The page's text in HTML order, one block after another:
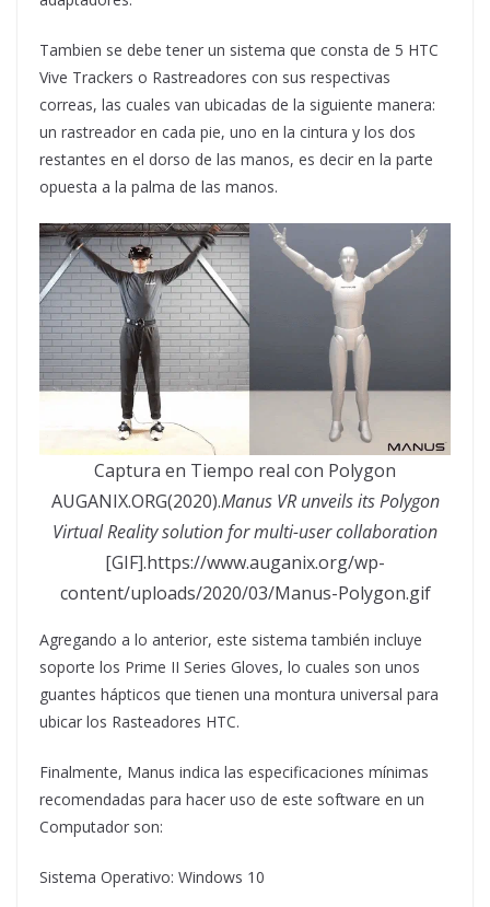
Tambien se debe tener un sistema que consta de 5 HTC
Vive Trackers o Rastreadores con sus respectivas
correas, las cuales van ubicadas de la siguiente manera:
un rastreador en cada pie, uno en la cintura y los dos
restantes en el dorso de las manos, es decir en la parte
opuesta a la palma de las manos.
Captura en Tiempo real con Polygon
AUGANIX.ORG(2020).Manus VR unveils its Polygon
Virtual Reality solution for multi-user collaboration
[GIF].https://www.auganix.org/wp-
content/uploads/2020/03/Manus-Polygon.gif
Agregando a lo anterior, este sistema también incluye
soporte los Prime II Series Gloves, lo cuales son unos
guantes hápticos que tienen una montura universal para
ubicar los Rasteadores HTC.
Finalmente, Manus indica las especificaciones mínimas
recomendadas para hacer uso de este software en un
Computador son:
Sistema Operativo: Windows 10